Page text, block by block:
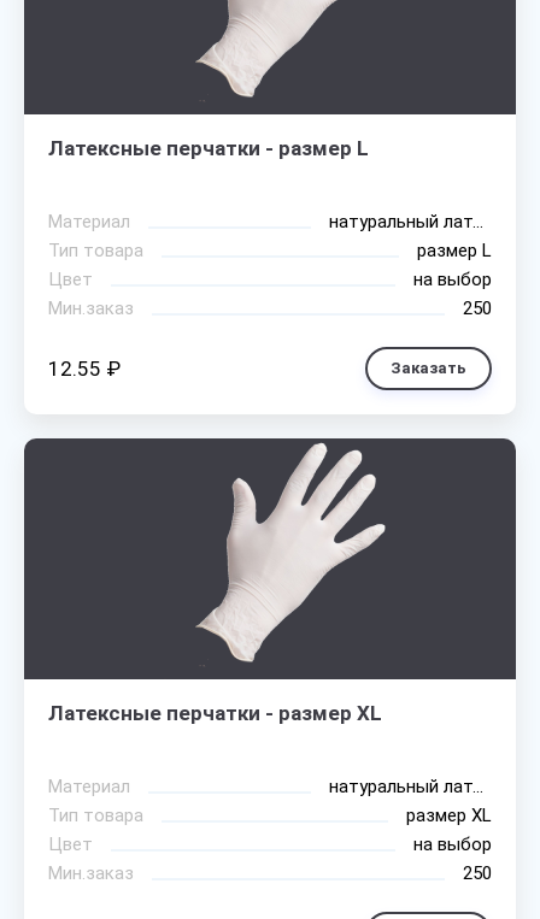
Латексные перчатки - размер L
Материал
натуральный латекс
Тип товара
размер L
Цвет
на выбор
Мин.заказ
250
12.55 ₽ Заказать
Латексные перчатки - размер XL
Материал
натуральный латекс
Тип товара
размер XL
Цвет
на выбор
Мин.заказ
250